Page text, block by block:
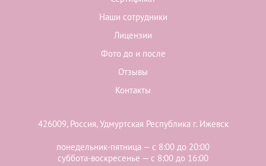
Наши сотрудники
Лицензии
Фото до и после
Отзывы
Контакты
426009, Россия, Удмуртская Республика г. Ижевск
понедельник-пятница — с 8:00 до 20:00
суббота-воскресенье — с 8:00 до 16:00